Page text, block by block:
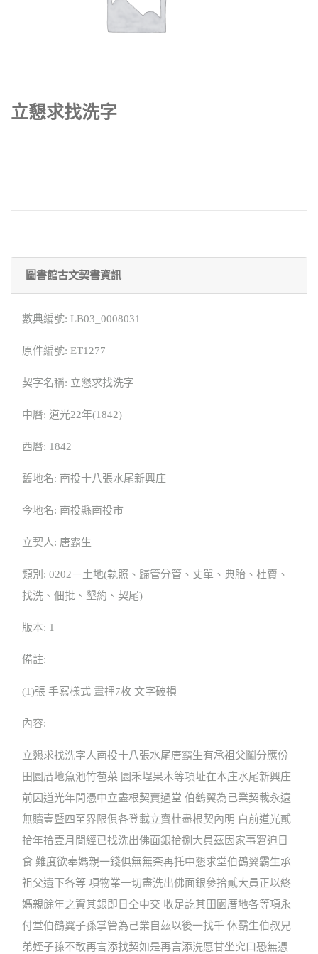
立懇求找洗字
圖書館古文契書資訊
數典編號: LB03_0008031
原件編號: ET1277
契字名稱: 立懇求找洗字
中曆: 道光22年(1842)
西曆: 1842
舊地名: 南投十八張水尾新興庄
今地名: 南投縣南投市
立契人: 唐霸生
類別: 0202－土地(執照、歸管分管、丈單、典胎、杜賣、
找洗、佃批、墾約、契尾)
版本: 1
備註:
(1)張 手寫樣式 畫押7枚 文字破損
內容:
立懇求找洗字人南投十八張水尾唐霸生有承祖父鬮分應份
田園厝地魚池竹苞菜 園禾埕果木等項址在本庄水尾新興庄
前因道光年間憑中立盡根契賣過堂 伯鶴翼為己業契載永遠
無贖壹暨四至界限俱各登載立賣杜盡根契內明 白前道光貳
拾年拾壹月間經已找洗出佛面銀拾捌大員茲因家事窘迫日
食 難度欲奉媽親一錢俱無無柰再托中懇求堂伯鶴翼霸生承
祖父遺下各等 項物業一切盡洗出佛面銀參拾貳大員正以終
媽親餘年之資其銀即日仝中交 收足訖其田園厝地各等項永
付堂伯鶴翼子孫掌管為己業自茲以後一找千 休霸生伯叔兄
弟姪子孫不敢再言添找契如是再言添洗愿甘坐究口恐無憑